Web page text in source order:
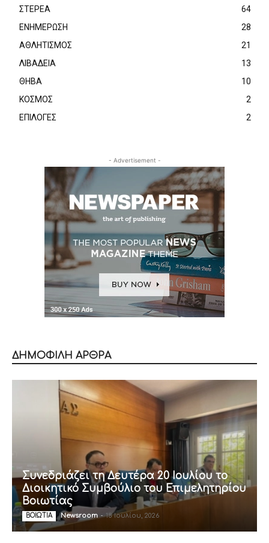
ΣΤΕΡΕΑ
64
ΕΝΗΜΕΡΩΣΗ
28
ΑΘΛΗΤΙΣΜΟΣ
21
ΛΙΒΑΔΕΙΑ
13
ΘΗΒΑ
10
ΚΟΣΜΟΣ
2
ΕΠΙΛΟΓΕΣ
2
- Advertisement -
ΔΗΜΟΦΙΛΗ ΑΡΘΡΑ
Συνεδριάζει τη Δευτέρα 20 Ιουλίου το
Διοικητικό Συμβούλιο του Επιμελητηρίου
Βοιωτίας
ΒΟΙΩΤΙΑ Newsroom - 18 Ιουλίου, 2026